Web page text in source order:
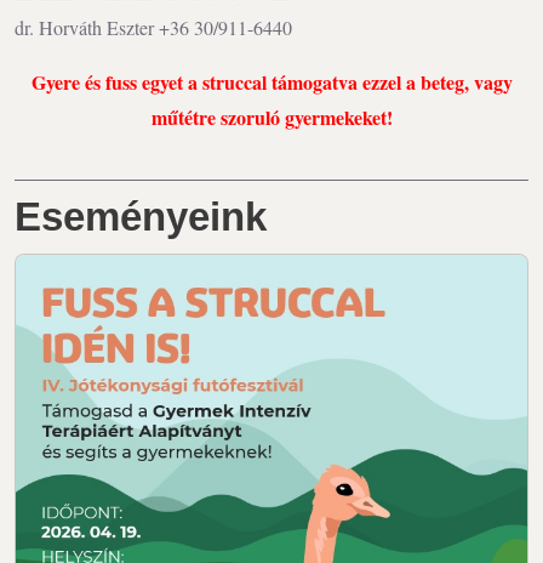
dr. Horváth Eszter +36 30/911-6440
Gyere és fuss egyet a struccal támogatva ezzel a beteg, vagy
műtétre szoruló gyermekeket!
Eseményeink